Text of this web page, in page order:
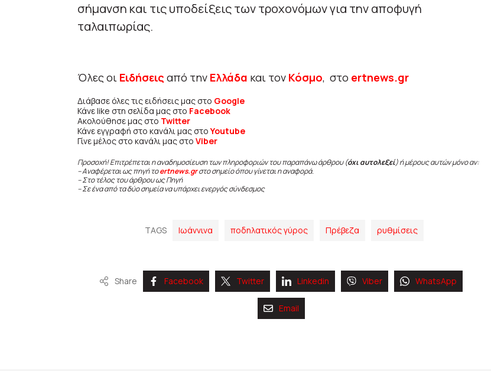
σήμανση και τις υποδείξεις των τροχονόμων για την αποφυγή
ταλαιπωρίας.
Όλες οι Ειδήσεις από την Ελλάδα και τον Κόσμο, στο ertnews.gr
Διάβασε όλες τις ειδήσεις μας στο Google
Κάνε like στη σελίδα μας στο Facebook
Ακολούθησε μας στο Twitter
Κάνε εγγραφή στο κανάλι μας στοYoutube
Γίνε μέλος στο κανάλι μας στο Viber
Προσοχή! Επιτρέπεται η αναδημοσίευση των πληροφοριών του παραπάνω άρθρου (όχι αυτολεξεί) ή μέρους αυτών μόνο αν:
– Αναφέρεται ως πηγή τοertnews.gr στο σημείο όπου γίνεται η αναφορά.
– Στο τέλος του άρθρου ως Πηγή
– Σε ένα από τα δύο σημεία να υπάρχει ενεργός σύνδεσμος
TAGS Ιωάννινα ποδηλατικός γύρος Πρέβεζα ρυθμίσεις
Share Facebook Twitter Linkedin Viber WhatsApp
Email